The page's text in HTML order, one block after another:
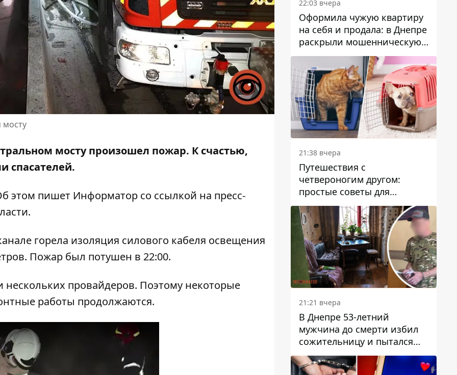
мосту
мосту произошел пожар. К счастью,
спасателей.
этом пишет Информатор со ссылкой на пресс-
горела изоляция силового кабеля освещения
Пожар был потушен в 22:00.
нескольких провайдеров. Поэтому некоторые
работы продолжаются.
22:03 вчера
Оформила чужую квартиру
на себя и продала: в Днепре
раскрыли мошенническую
схему с недвижимостью
21:38 вчера
Путешествия с
четвероногим другом:
простые советы для
поездок с животными
21:21 вчера
В Днепре 53-летний
мужчина до смерти избил
сожительницу и пытался
скрыть преступление:
детали